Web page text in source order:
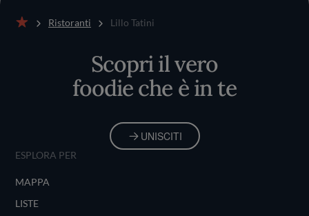
Ristoranti Lillo Tatini
Scopri il vero
foodie che è in te
UNISCITI
ESPLORA PER
MAPPA
LISTE